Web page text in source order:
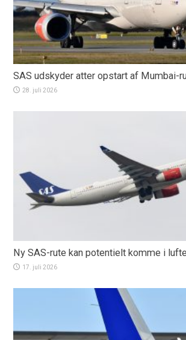
SAS udskyder atter opstart af Mumbai-
28. juli 2026
Ny SAS-rute kan potentielt komme i
17. juli 2026